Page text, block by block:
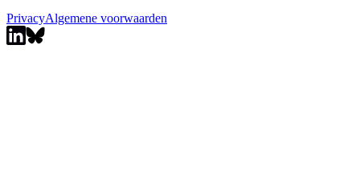
PrivacyAlgemene voorwaarden